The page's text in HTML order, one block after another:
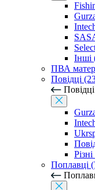
Інші
ПВА
Повідці
Поплавці